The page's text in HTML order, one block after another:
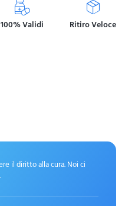
100% Validi Ritiro Veloce
il diritto alla cura. Noi ci